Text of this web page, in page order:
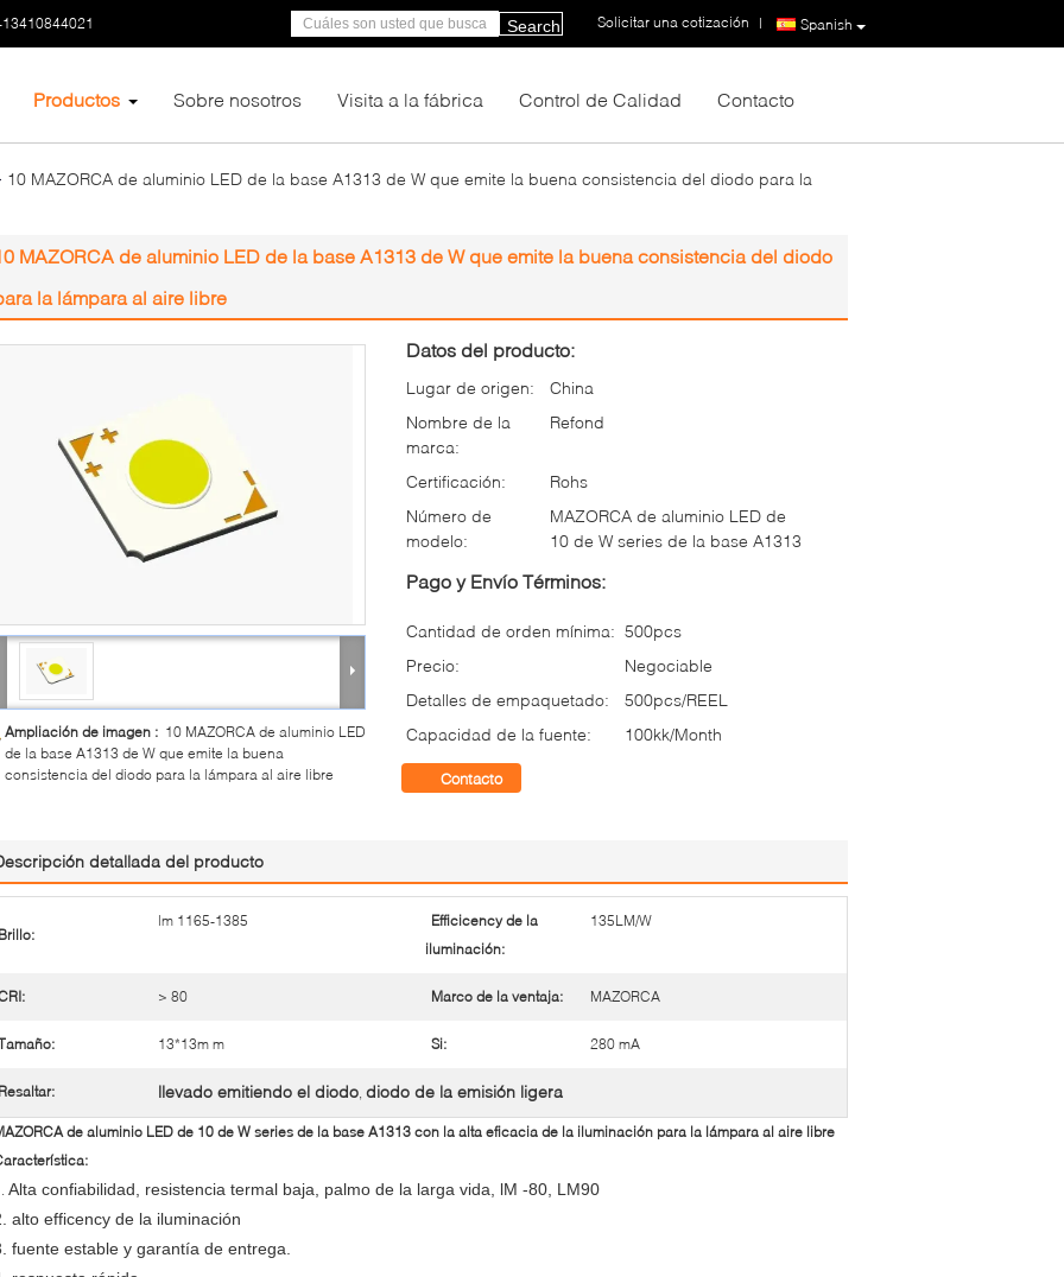
Spanish
Solicitar una cotización |
Search
Productos Sobre nosotros Visita a la fábrica Control de Calidad Contacto
10 MAZORCA de aluminio LED de la base A1313 de W que emite la buena consistencia del diodo para la
MAZORCA de aluminio LED de la base A1313 de W que emite la buena consistencia del diodo
la lámpara al aire libre
Ampliación de imagen : 10 MAZORCA de aluminio LED
de la base A1313 de W que emite la buena
consistencia del diodo para la lámpara al aire libre
Datos del producto:
Lugar de origen:
China
Nombre de la
marca:
Refond
Certificación:
Rohs
Número de
modelo:
MAZORCA de aluminio LED de
10 de W series de la base A1313
Pago y Envío Términos:
Cantidad de orden mínima: 500pcs
Precio:
Negociable
Detalles de empaquetado:
500pcs/REEL
Capacidad de la fuente:
100kk/Month
Contacto
detallada del producto
Brillo:
lm 1165-1385
Efficicency de la
iluminación:
135LM/W
> 80 Marco de la ventaja: MAZORCA
13*13m m Si: 280 mA
Resaltar: llevado emitiendo el diodo, diodo de la emisión ligera
de aluminio LED de 10 de W series de la base A1313 con la alta eficacia de la iluminación para la lámpara al aire libre
Alta confiabilidad, resistencia termal baja, palmo de la larga vida, lM -80, LM90
alto efficency de la iluminación
fuente estable y garantía de entrega.